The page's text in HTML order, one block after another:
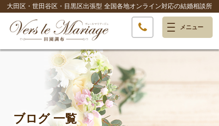
大田区・世田谷区・目黒区出張型 全国各地オンライン対応の結婚相談所
ブログ 一覧